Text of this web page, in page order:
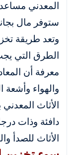
المعدني
ستوفر مال
وتعد طريقة
الطرق التي
معرفة أن
والهواء
الأثاث
دافئة وذات
الأثاث للصدأ